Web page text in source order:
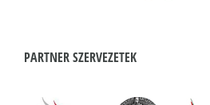
PARTNER SZERVEZETEK